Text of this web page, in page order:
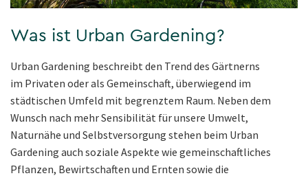
Was ist Urban Gardening?
Urban Gardening beschreibt den Trend des Gärtnerns
im Privaten oder als Gemeinschaft, überwiegend im
städtischen Umfeld mit begrenztem Raum. Neben dem
Wunsch nach mehr Sensibilität für unsere Umwelt,
Naturnähe und Selbstversorgung stehen beim Urban
Gardening auch soziale Aspekte wie gemeinschaftliches
Pflanzen, Bewirtschaften und Ernten sowie die